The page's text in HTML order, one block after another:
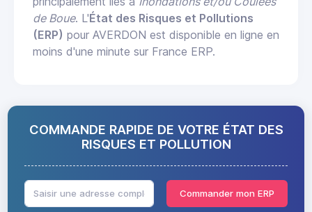
de Boue. L'État des Risques et Pollutions
(ERP) pour AVERDON est disponible en ligne en
moins d'une minute sur France ERP.
COMMANDE RAPIDE DE VOTRE ÉTAT DES
RISQUES ET POLLUTION
Commander mon ERP